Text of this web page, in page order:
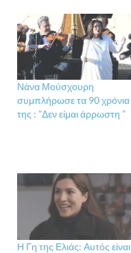
Νάνα Μούσχουρη
συμπλήρωσε τα 90 χρόνια
της : ”Δεν είμαι άρρωστη ”
Η Γη της Ελιάς: Αυτός είναι